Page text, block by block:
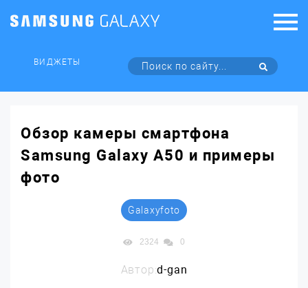
ВИДЖЕТЫ
Обзор камеры смартфона
Samsung Galaxy A50 и примеры
фото
Galaxyfoto
2324 0
Автор:d-gan